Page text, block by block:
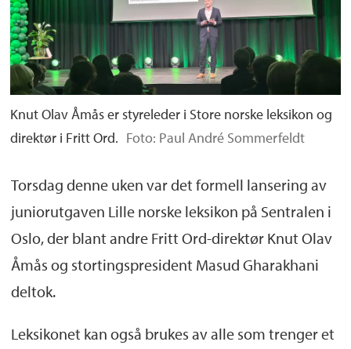
Knut Olav Åmås er styreleder i Store norske leksikon og
direktør i Fritt Ord. Foto: Paul André Sommerfeldt
Torsdag denne uken var det formell lansering av
juniorutgaven Lille norske leksikon på Sentralen i
Oslo, der blant andre Fritt Ord-direktør Knut Olav
Åmås og stortingspresident Masud Gharakhani
deltok.
Leksikonet kan også brukes av alle som trenger et